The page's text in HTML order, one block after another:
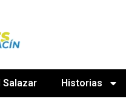
Salazar Historias